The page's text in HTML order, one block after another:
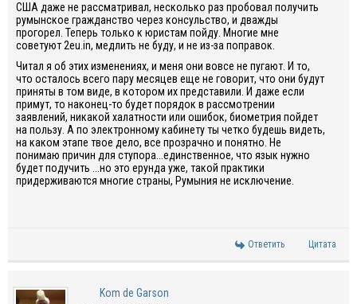
США даже не рассматривал, несколько раз пробовал получить
румынское гражданство через консульство, и дважды
прогорел. Теперь только к юристам пойду. Многие мне
советуют 2eu.in, медлить не буду, и не из-за поправок.
Читал я об этих изменениях, и меня они вовсе не пугают. И то,
что осталось всего пару месяцев еще не говорит, что они будут
приняты в том виде, в котором их представили. И даже если
примут, то наконец-то будет порядок в рассмотрении
заявлений, никакой халатности или ошибок, биометрия пойдет
на пользу. А по электронному кабинету ты четко будешь видеть,
на каком этапе твое дело, все прозрачно и понятно. Не
понимаю причин для ступора...единственное, что язык нужно
будет подучить ...но это ерунда уже, такой практики
придерживаются многие страны, Румыния не исключение.
Ответить Цитата
Kom de Garson